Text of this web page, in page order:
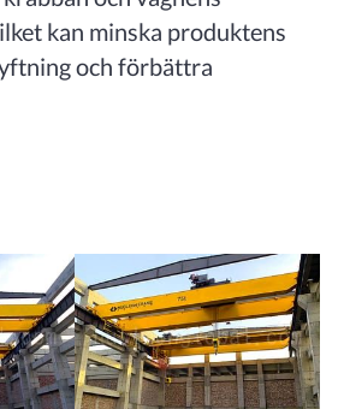
kan minska produktens
och förbättra